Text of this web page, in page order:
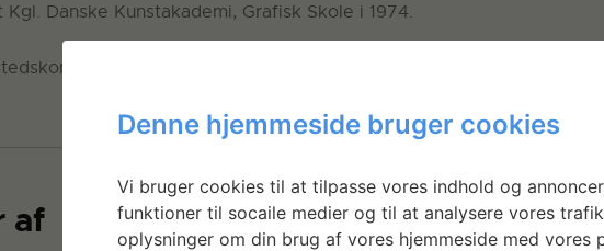
Danske Kunstakademi, Grafisk Skole i 1974.
på det grafiske værksted ved Statens Værksteder for
af
Denne hjemmeside bruger cookies
Vi bruger cookies til at tilpasse vores indhold og
funktioner til socaile medier og til at analysere vores
oplysninger om din brug af vores hjemmeside med vores